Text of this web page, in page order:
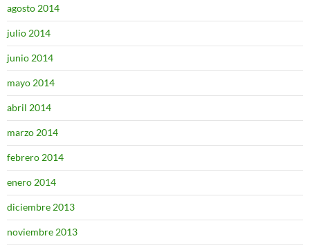
agosto 2014
julio 2014
junio 2014
mayo 2014
abril 2014
marzo 2014
febrero 2014
enero 2014
diciembre 2013
noviembre 2013